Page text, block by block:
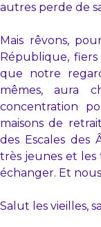
autres perde de
Mais rêvons,
République,
que notre
mêmes, aura
concentration
maisons de
des Escales des
très jeunes et les
échanger. Et
Salut les vieilles,